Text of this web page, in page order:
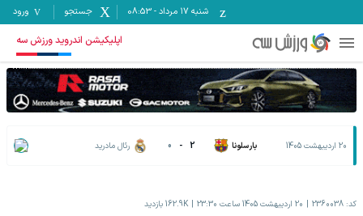
شنبه ۱۷ مرداد -
08:53 جستجو ورود
اپلیکیشن اندروید ورزش سه
20 اردیبهشت 1405 بارسلونا 2
-
0 رئال مادرید
کد: 2360038 20 اردیبهشت 1405 ساعت 23:30 162.9K بازدید